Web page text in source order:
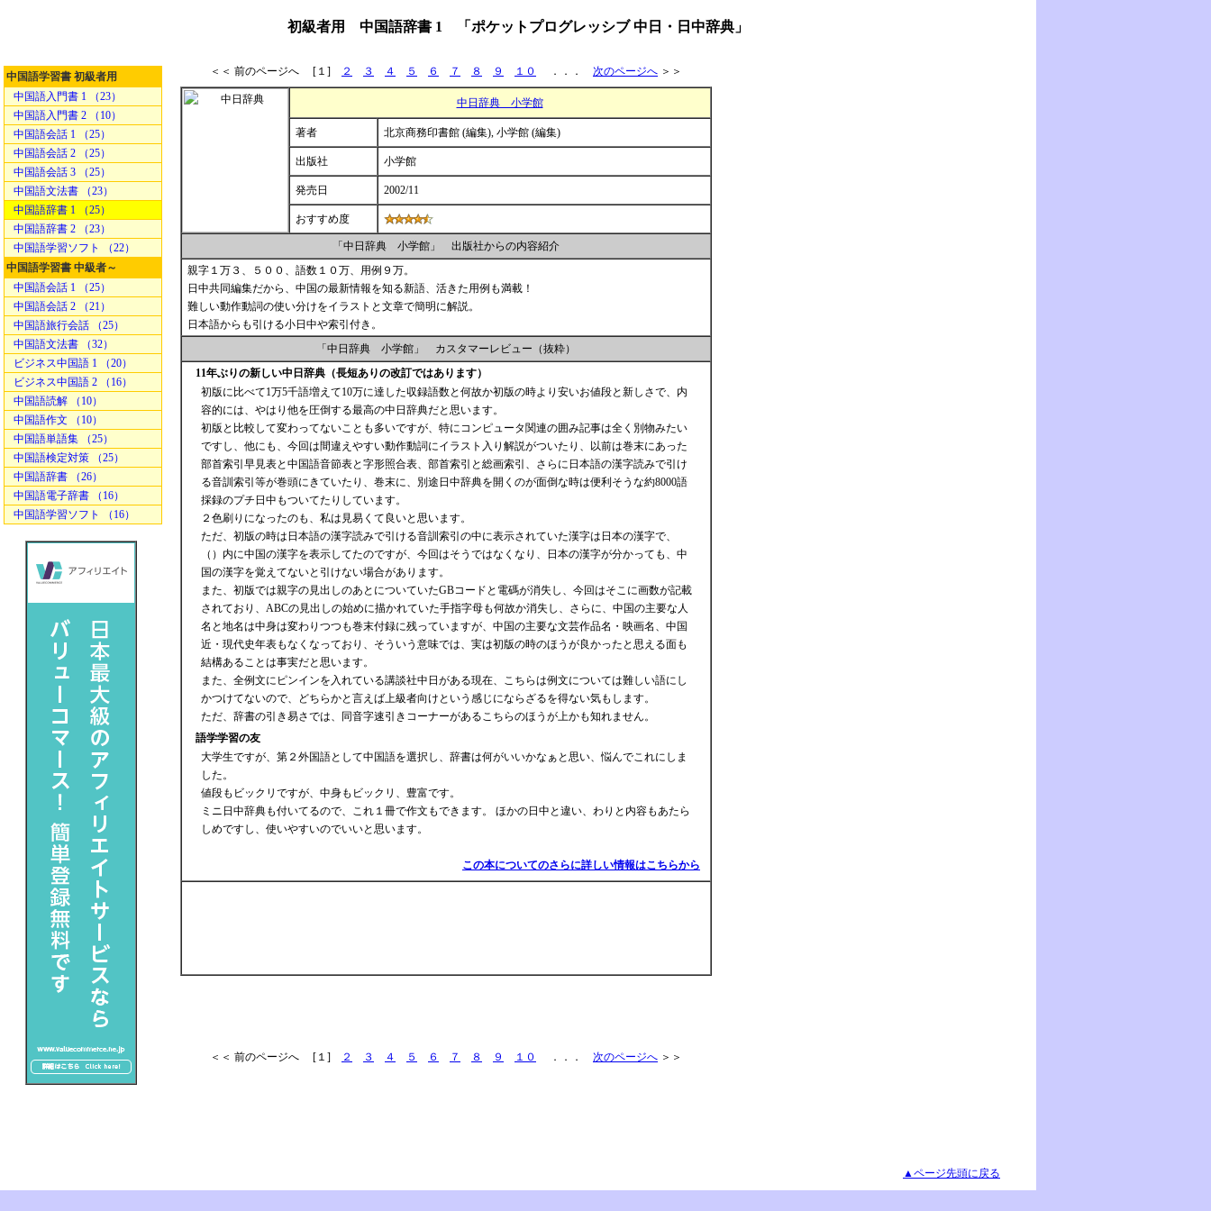
初級者用 中国語辞書 1 「ポケットプログレッシブ 中日・日中辞典」
中国語学習書 初級者用
中国語入門書 1 （23）
中国語入門書 2 （10）
中国語会話 1 （25）
中国語会話 2 （25）
中国語会話 3 （25）
中国語文法書 （23）
中国語辞書 1 （25）
中国語辞書 2 （23）
中国語学習ソフト （22）
中国語学習書 中級者～
中国語会話 1 （25）
中国語会話 2 （21）
中国語旅行会話 （25）
中国語文法書 （32）
ビジネス中国語 1 （20）
ビジネス中国語 2 （16）
中国語読解 （10）
中国語作文 （10）
中国語単語集 （25）
中国語検定対策 （25）
中国語辞書 （26）
中国語電子辞書 （16）
中国語学習ソフト （16）
＜＜ 前のページへ [１] ２ ３ ４ ５ ６ ７ ８ ９ １０ ．．． 次のページへ ＞＞
中日辞典 小学館
著者 北京商務印書館 (編集), 小学館 (編集)
出版社 小学館
発売日 2002/11
おすすめ度
「中日辞典 小学館」 出版社からの内容紹介
親字１万３、５００、語数１０万、用例９万。
日中共同編集だから、中国の最新情報を知る新語、活きた用例も満載！
難しい動作動詞の使い分けをイラストと文章で簡明に解説。
日本語からも引ける小日中や索引付き。
「中日辞典 小学館」 カスタマーレビュー（抜粋）
11年ぶりの新しい中日辞典（長短ありの改訂ではあります）
初版に比べて1万5千語増えて10万に達した収録語数と何故か初版の時より安いお値段と新しさで、内
容的には、やはり他を圧倒する最高の中日辞典だと思います。
初版と比較して変わってないことも多いですが、特にコンピュータ関連の囲み記事は全く別物みたい
ですし、他にも、今回は間違えやすい動作動詞にイラスト入り解説がついたり、以前は巻末にあった
部首索引早見表と中国語音節表と字形照合表、部首索引と総画索引、さらに日本語の漢字読みで引け
る音訓索引等が巻頭にきていたり、巻末に、別途日中辞典を開くのが面倒な時は便利そうな約8000語
採録のプチ日中もついてたりしています。
２色刷りになったのも、私は見易くて良いと思います。
ただ、初版の時は日本語の漢字読みで引ける音訓索引の中に表示されていた漢字は日本の漢字で、
（）内に中国の漢字を表示してたのですが、今回はそうではなくなり、日本の漢字が分かっても、中
国の漢字を覚えてないと引けない場合があります。
また、初版では親字の見出しのあとについていたGBコードと電碼が消失し、今回はそこに画数が記載
されており、ABCの見出しの始めに描かれていた手指字母も何故か消失し、さらに、中国の主要な人
名と地名は中身は変わりつつも巻末付録に残っていますが、中国の主要な文芸作品名・映画名、中国
近・現代史年表もなくなっており、そういう意味では、実は初版の時のほうが良かったと思える面も
結構あることは事実だと思います。
また、全例文にピンインを入れている講談社中日がある現在、こちらは例文については難しい語にし
かつけてないので、どちらかと言えば上級者向けという感じにならざるを得ない気もします。
ただ、辞書の引き易さでは、同音字速引きコーナーがあるこちらのほうが上かも知れません。
語学学習の友
大学生ですが、第２外国語として中国語を選択し、辞書は何がいいかなぁと思い、悩んでこれにしま
した。
値段もビックリですが、中身もビックリ、豊富です。
ミニ日中辞典も付いてるので、これ１冊で作文もできます。 ほかの日中と違い、わりと内容もあたら
しめですし、使いやすいのでいいと思います。
この本についてのさらに詳しい情報はこちらから
＜＜ 前のページへ [１] ２ ３ ４ ５ ６ ７ ８ ９ １０ ．．． 次のページへ ＞＞
▲ページ先頭に戻る